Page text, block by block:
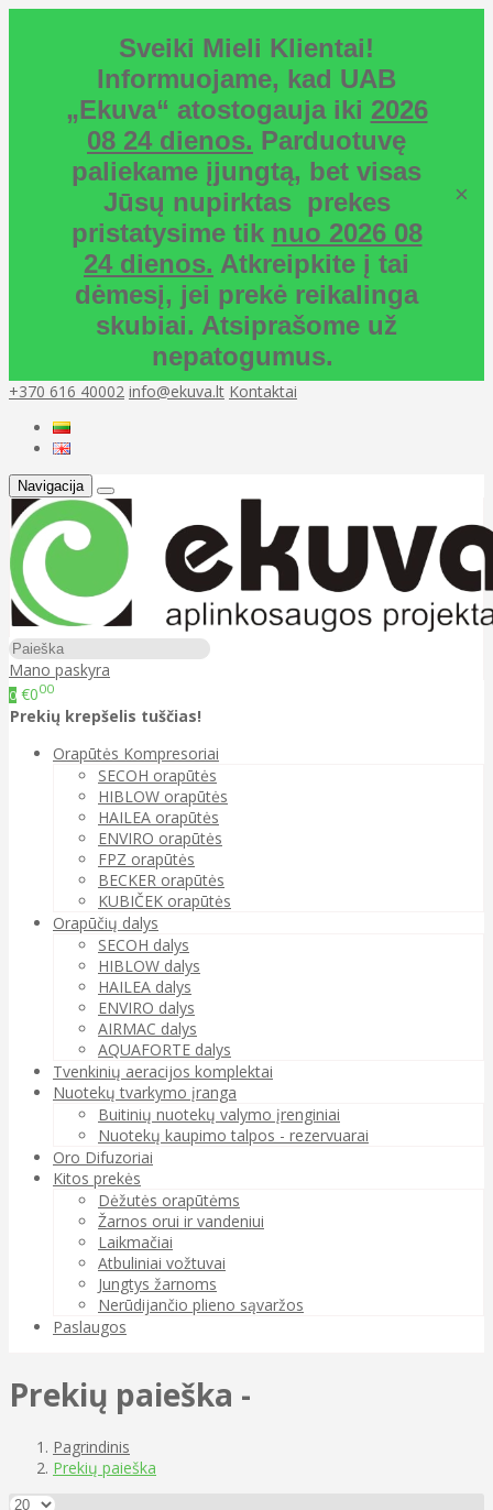
Sveiki Mieli Klientai!
Informuojame, kad UAB
„Ekuva“ atostogauja iki 2026
08 24 dienos. Parduotuvę
paliekame įjungtą, bet visas
Jūsų nupirktas prekes
pristatysime tik nuo 2026 08
24 dienos. Atkreipkite į tai
dėmesį, jei prekė reikalinga
skubiai. Atsiprašome už
nepatogumus.
×
+370 616 40002 info@ekuva.lt Kontaktai
Navigacija
Mano paskyra
0 €000
Prekių krepšelis tuščias!
Orapūtės Kompresoriai
SECOH orapūtės
HIBLOW orapūtės
HAILEA orapūtės
ENVIRO orapūtės
FPZ orapūtės
BECKER orapūtės
KUBIČEK orapūtės
Orapūčių dalys
SECOH dalys
HIBLOW dalys
HAILEA dalys
ENVIRO dalys
AIRMAC dalys
AQUAFORTE dalys
Tvenkinių aeracijos komplektai
Nuotekų tvarkymo įranga
Buitinių nuotekų valymo įrenginiai
Nuotekų kaupimo talpos - rezervuarai
Oro Difuzoriai
Kitos prekės
Dėžutės orapūtėms
Žarnos orui ir vandeniui
Laikmačiai
Atbuliniai vožtuvai
Jungtys žarnoms
Nerūdijančio plieno sąvaržos
Paslaugos
Prekių paieška -
Pagrindinis
Prekių paieška